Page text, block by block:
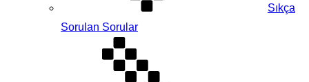
Sıkça
Sorulan Sorular